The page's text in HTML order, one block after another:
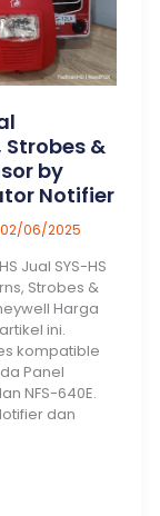
&
by
Notifier
02/06/2025
Jual SYS-HS
Strobes &
Harga
ini.
kompatible
Panel
NFS-640E.
dan